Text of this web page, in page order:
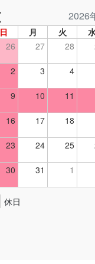
2026
日 月 火
26
27 28
2 3 4
9 10 11
16 17 18
23 24 25
30 31 1
休日